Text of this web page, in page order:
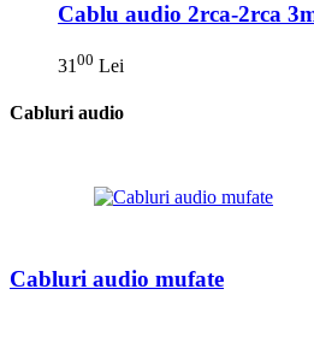
Cablu audio 2rca-2rca
31 00 Lei
Cabluri audio
Cabluri audio mufate